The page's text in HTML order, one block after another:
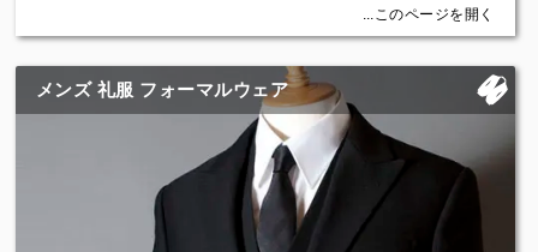
4. 広めのラペル(襟）：大人らしく優雅にみえるよう襟幅はやや広め
に、しかも少し長めに設定しています。
5. 立体的なラペルのかえし：ナチュラルでふんわりとした立体的な
ラペルのかえし。
6. ウエストライン：脇からフィットする、ほんのり絞ったウエスト
7. 細めのスリーブ：シャープな印象を与えるやや細めのスリーブ。
8. 大きなカーブのフロントカット：すっきり見えるシングルスタイ
ルのフロントカットはやわらかく大きなカーブにしています。
【基本仕様とディティール〈Details〉すべて無料】
グ、二次会用スーツまで、様々な生地やオプションの中から自由に
【isn'tの婚礼用フルオーダータキシード】
1. 体型やお好みに合わせられます
フルオーダーの一番のメリットは新郎様の体型に完璧に合わせられ
ることです。「貸衣装が体に合わないけど無理やり着た」という人
は結構おられます。体にぴったり合った婚礼衣装は新郎様を一段と
...このページを開く
メンズ 礼服 フォーマルウェア